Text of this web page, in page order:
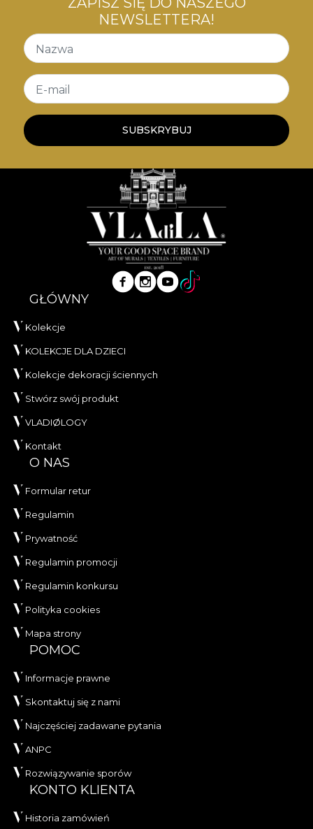
NEWSLETTERA!
Nazwa
E-mail
SUBSKRYBUJ
GŁÓWNY
Kolekcje
KOLEKCJE DLA DZIECI
Kolekcje dekoracji ściennych
Stwórz swój produkt
VLADIØLOGY
Kontakt
O NAS
Formular retur
Regulamin
Prywatność
Regulamin promocji
Regulamin konkursu
Polityka cookies
Mapa strony
POMOC
Informacje prawne
Skontaktuj się z nami
Najczęściej zadawane pytania
ANPC
Rozwiązywanie sporów
KONTO KLIENTA
Historia zamówień